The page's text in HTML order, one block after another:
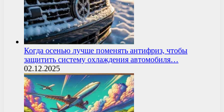
Когда осенью лучше поменять антифриз, чтобы
защитить систему охлаждения автомобиля…
02.12.2025